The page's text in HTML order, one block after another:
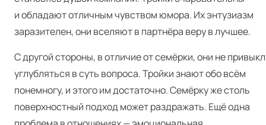
и обладают отличным чувством юмора. Их энтузиазм
заразителен, они вселяют в партнёра веру в лучшее.
С другой стороны, в отличие от семёрки, они не
углубляться в суть вопроса. Тройки знают обо всём
понемногу, и этого им достаточно. Семёрку же столь
поверхностный подход может раздражать. Ещё одна